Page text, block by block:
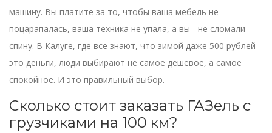
машину. Вы платите за то, чтобы ваша мебель не
поцарапалась, ваша техника не упала, а вы - не сломали
спину. В Калуге, где все знают, что зимой даже 500 рублей -
это деньги, люди выбирают не самое дешёвое, а самое
спокойное. И это правильный выбор.
Сколько стоит заказать ГАЗель с
грузчиками на 100 км?